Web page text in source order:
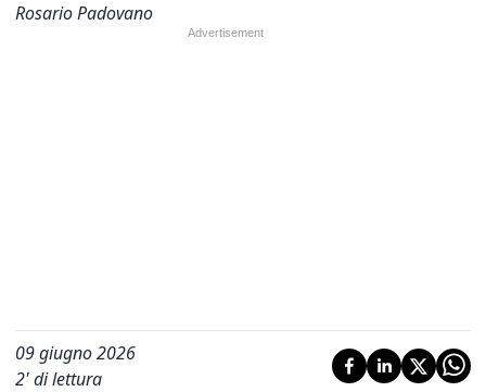
Rosario Padovano
09 giugno 2026
2' di lettura